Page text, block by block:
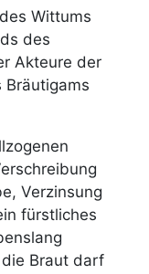
Wittums
des
Akteure der
Bräutigams
Verzinsung
fürstliches
Braut darf